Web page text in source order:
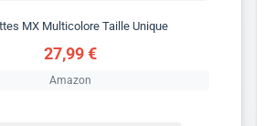
MX Multicolore Taille Unique
27,99 €
Amazon